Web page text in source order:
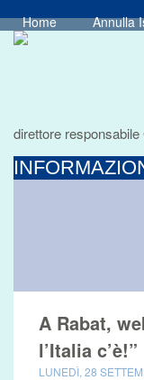
Home Annulla
direttore
A Rabat,
l’Italia c’è!”
LUNEDÌ, 28